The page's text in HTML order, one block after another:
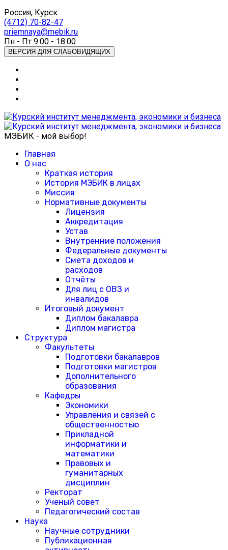
Россия, Курск
(4712) 70-82-47
priemnaya@mebik.ru
Пн - Пт 9:00 - 18:00
ВЕРСИЯ ДЛЯ СЛАБОВИДЯЩИХ
МЭБИК - мой выбор!
Главная
О нас
Краткая история
История МЭБИК в лицах
Миссия
Нормативные документы
Лицензия
Аккредитация
Устав
Внутренние положения
Федеральные документы
Смета доходов и
расходов
Отчёты
Для лиц с ОВЗ и
инвалидов
Итоговый документ
Диплом бакалавра
Диплом магистра
Структура
Факультеты
Подготовки бакалавров
Подготовки магистров
Дополнительного
образования
Кафедры
Экономики
Управления и связей с
общественностью
Прикладной
информатики и
математики
Правовых и
гуманитарных
дисциплин
Ректорат
Ученый совет
Педагогический состав
Наука
Научные сотрудники
Публикационная